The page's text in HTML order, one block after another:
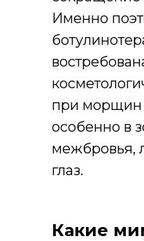
Именно
при морщин
особенно в
межбровья,
глаз.
Какие